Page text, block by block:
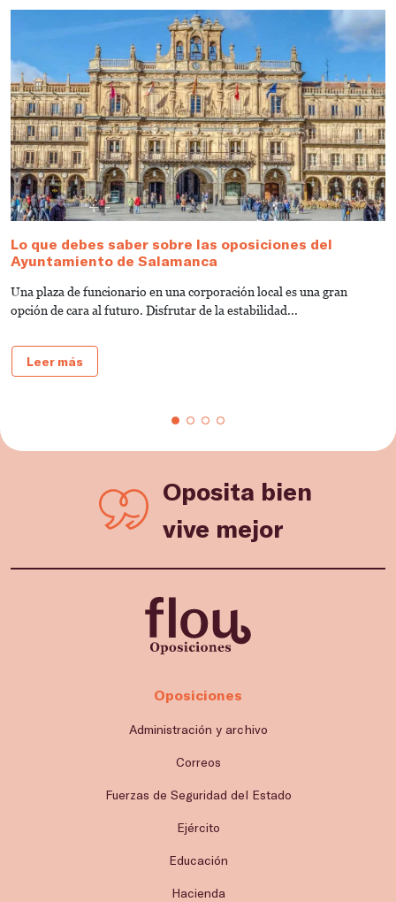
Lo que debes saber sobre las oposiciones del
Ayuntamiento de Salamanca
Una plaza de funcionario en una corporación local es una gran
opción de cara al futuro. Disfrutar de la estabilidad...
Leer más
Oposita bien
vive mejor
Oposiciones
Administración y archivo
Correos
Fuerzas de Seguridad del Estado
Ejército
Educación
Hacienda